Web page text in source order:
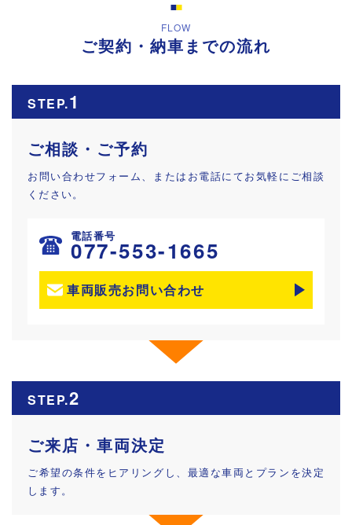
FLOW
ご契約・納車までの流れ
STEP.1
ご相談・ご予約
お問い合わせフォーム、またはお電話にてお気軽にご相談
ください。
電話番号
077-553-1665
車両販売お問い合わせ
STEP.2
ご来店・車両決定
ご希望の条件をヒアリングし、最適な車両とプランを決定
します。